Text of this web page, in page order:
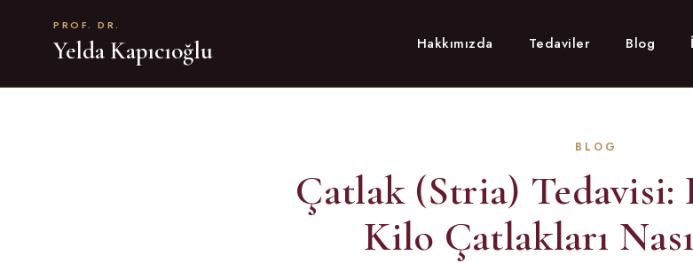
PROF. DR.
Yelda Kapıcıoğlu Hakkımızda Tedaviler Blog
Çatlak (Stria)
Kilo Çatlakları